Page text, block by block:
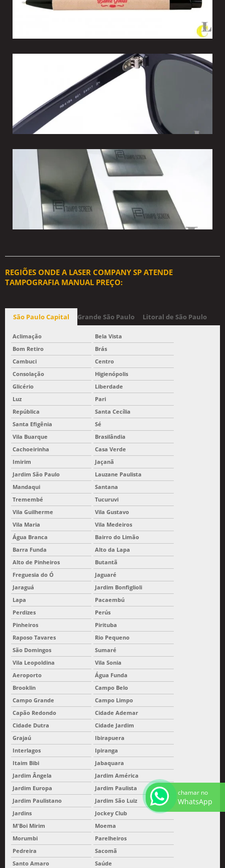
REGIÕES ONDE A LASER COMPANY SP ATENDE
TAMPOGRAFIA MANUAL PREÇO:
São Paulo Capital Grande São Paulo Litoral de São Paulo
Aclimação
Bela Vista
Bom Retiro
Brás
Cambuci
Centro
Consolação
Higienópolis
Glicério
Liberdade
Luz
Pari
República
Santa Cecília
Santa Efigênia
Sé
Vila Buarque
Brasilândia
Cachoeirinha
Casa Verde
Imirim
Jaçanã
Jardim São Paulo
Lauzane Paulista
Mandaqui
Santana
Tremembé
Tucuruvi
Vila Guilherme
Vila Gustavo
Vila Maria
Vila Medeiros
Água Branca
Bairro do Limão
Barra Funda
Alto da Lapa
Alto de Pinheiros
Butantã
Freguesia do Ó
Jaguaré
Jaraguá
Jardim Bonfiglioli
Lapa
Pacaembú
Perdizes
Perús
Pinheiros
Pirituba
Raposo Tavares
Rio Pequeno
São Domingos
Sumaré
Vila Leopoldina
Vila Sonia
Aeroporto
Água Funda
Brooklin
Campo Belo
Campo Grande
Campo Limpo
Capão Redondo
Cidade Ademar
Cidade Dutra
Cidade Jardim
Grajaú
Ibirapuera
Interlagos
Ipiranga
Itaim Bibi
Jabaquara
Jardim Ângela
Jardim América
Jardim Europa
Jardim Paulista
Jardim Paulistano
Jardim São Luiz
Jardins
Jockey Club
M'Boi Mirim
Moema
Morumbi
Parelheiros
Pedreira
Sacomã
Santo Amaro
Saúde
chamar no
WhatsApp